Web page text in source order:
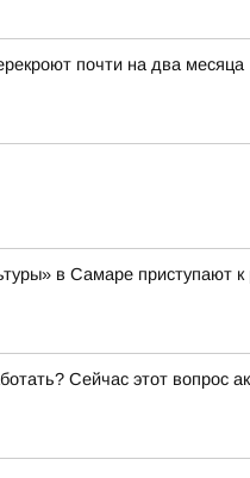
почти на два месяца
в Самаре приступают к
Сейчас этот вопрос